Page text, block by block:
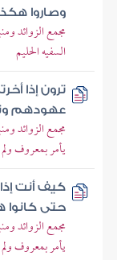
وصاروا
مجمع الزوائد
السفيه الحليم
ترون إذا
عهودهم
مجمع الزوائد
يأمر بمعروف
كيف أنت
حتى كانوا
مجمع الزوائد
يأمر بمعروف